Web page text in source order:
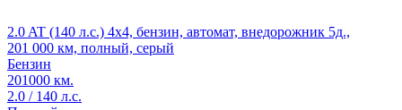
2.0 AT (140 л.с.) 4x4, бензин, автомат, внедорожник 5д.,
201 000 км, полный, серый
Бензин
201000 км.
2.0 / 140 л.с.